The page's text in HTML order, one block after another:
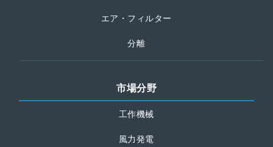
エア・フィルター
分離
市場分野
工作機械
風力発電